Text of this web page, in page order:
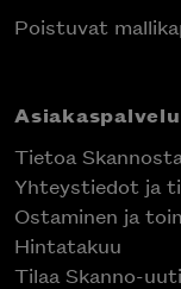
Poistuvat
Asiakaspalvelu
Tietoa Skannosta
Yhteystiedot ja
Ostaminen ja
Hintatakuu
Tilaa Skanno-